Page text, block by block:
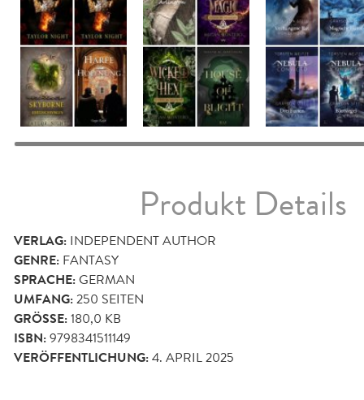
Produkt Details
VERLAG: INDEPENDENT AUTHOR
GENRE: FANTASY
SPRACHE:GERMAN
UMFANG:250 SEITEN
GRÖSSE: 180,0 KB
ISBN:9798341511149
VERÖFFENTLICHUNG:4. APRIL 2025